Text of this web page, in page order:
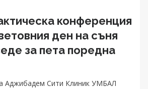
конференция
ден на съня
за пета поредна
Аджибадем Сити Клиник УМБАЛ